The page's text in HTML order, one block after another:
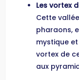
Les vortex
Cette
pharaons,
mystique
vortex de
aux